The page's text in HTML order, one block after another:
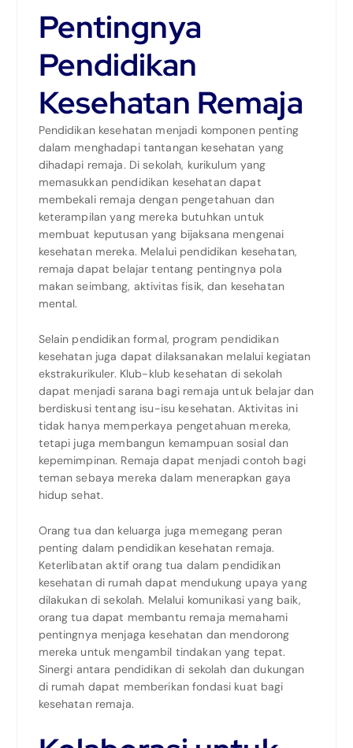
Pentingnya
Pendidikan
Kesehatan Remaja
Pendidikan kesehatan menjadi komponen penting
dalam menghadapi tantangan kesehatan yang
dihadapi remaja. Di sekolah, kurikulum yang
memasukkan pendidikan kesehatan dapat
membekali remaja dengan pengetahuan dan
keterampilan yang mereka butuhkan untuk
membuat keputusan yang bijaksana mengenai
kesehatan mereka. Melalui pendidikan kesehatan,
remaja dapat belajar tentang pentingnya pola
makan seimbang, aktivitas fisik, dan kesehatan
mental.
Selain pendidikan formal, program pendidikan
kesehatan juga dapat dilaksanakan melalui kegiatan
ekstrakurikuler. Klub-klub kesehatan di sekolah
dapat menjadi sarana bagi remaja untuk belajar dan
berdiskusi tentang isu-isu kesehatan. Aktivitas ini
tidak hanya memperkaya pengetahuan mereka,
tetapi juga membangun kemampuan sosial dan
kepemimpinan. Remaja dapat menjadi contoh bagi
teman sebaya mereka dalam menerapkan gaya
hidup sehat.
Orang tua dan keluarga juga memegang peran
penting dalam pendidikan kesehatan remaja.
Keterlibatan aktif orang tua dalam pendidikan
kesehatan di rumah dapat mendukung upaya yang
dilakukan di sekolah. Melalui komunikasi yang baik,
orang tua dapat membantu remaja memahami
pentingnya menjaga kesehatan dan mendorong
mereka untuk mengambil tindakan yang tepat.
Sinergi antara pendidikan di sekolah dan dukungan
di rumah dapat memberikan fondasi kuat bagi
kesehatan remaja.